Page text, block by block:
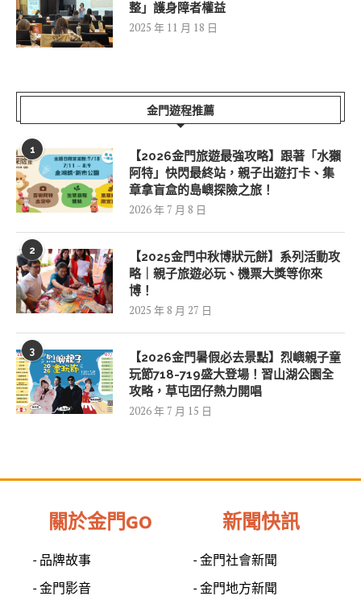
整」護身障者權益
2025 年 11 月 18 日
金門遊程推薦
1
【2026金門旅遊最強攻略】跟著「水獺
阿特」快閃最終站，親子出遊打卡、集
章拿盲盒的島嶼探險之旅！
2026 年 7 月 8 日
2
【2025金門中秋博狀元餅】系列活動攻
略｜親子旅遊必玩、機票大獎等你來
博！
2025 年 8 月 27 日
3
【2026金門暑假必去景點】烈嶼親子童
玩節718-719盛大登場！習山湖公園全
攻略，草屯囝仔熱力開唱
2026 年 7 月 15 日
關於金門GO
- 品牌故事
- 金門影音
新聞快訊
- 金門社會新聞
- 金門地方新聞